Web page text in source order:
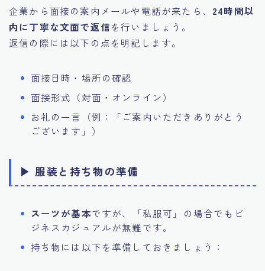
企業から面接の案内メールや電話が来たら、 24時間以
内に丁寧な文面で返信を行いましょう。
返信の際には以下の点を明記します。
面接日時・場所の確認
面接形式（対面・オンライン）
お礼の一言（例：「ご案内いただきありがとう
ございます」）
▶ 服装と持ち物の準備
スーツが基本ですが、「私服可」の場合でもビ
ジネスカジュアルが無難です。
持ち物には以下を準備しておきましょう：